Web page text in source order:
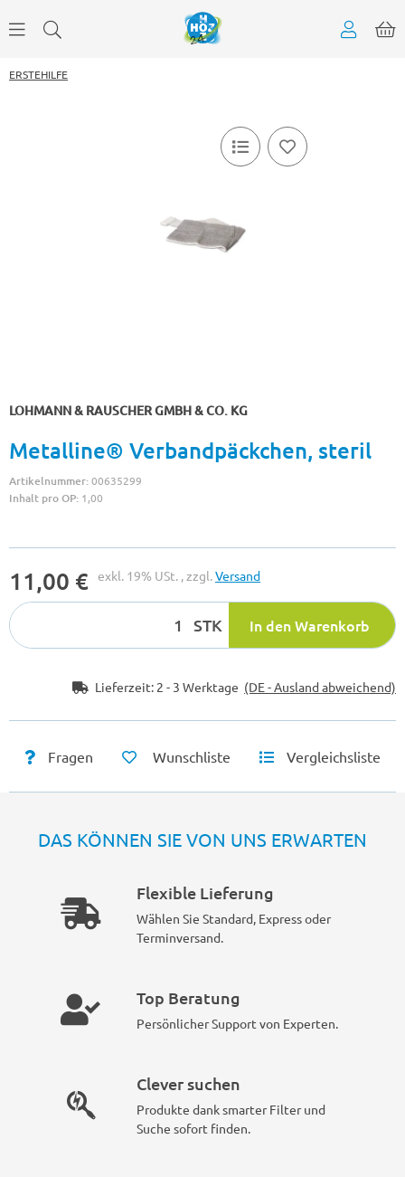
ERSTEHILFE
LOHMANN & RAUSCHER GMBH & CO. KG
Metalline® Verbandpäckchen, steril
Artikelnummer:00635299
Inhalt pro OP: 1,00
11,00 € exkl. 19% USt. , zzgl.Versand
STK In den Warenkorb
Lieferzeit: 2 - 3 Werktage (DE - Ausland abweichend)
Fragen Wunschliste Vergleichsliste
DAS KÖNNEN SIE VON UNS ERWARTEN
Flexible Lieferung
Wählen Sie Standard, Express oder
Terminversand.
Top Beratung
Persönlicher Support von Experten.
Clever suchen
Produkte dank smarter Filter und
Suche sofort finden.